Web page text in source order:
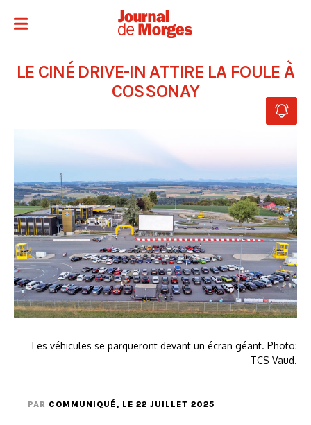
LE CINÉ DRIVE-IN ATTIRE LA FOULE À
COSSONAY
Les véhicules se parqueront devant un écran géant. Photo:
TCS Vaud.
PAR COMMUNIQUÉ, LE 22 JUILLET 2025